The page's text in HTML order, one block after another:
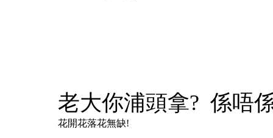
老大你浦頭拿? 係唔
花開花落花無缺!